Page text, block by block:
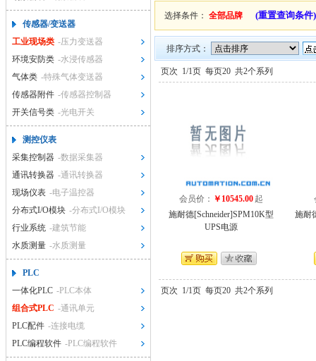
选择条件： 全部品牌 (重置查询条件)
排序方式：
页次 1/1页 每页20 共2个系列
会员价： ￥10545.00 起
施耐德[Schneider]SPM10K型
UPS电源
施耐
页次 1/1页 每页20 共2个系列
传感器/变送器
工业现场类 -压力变送器
环境安防类 -水浸传感器
气体类 -特殊气体变送器
传感器附件 -传感器控制器
开关信号类 -光电开关
测控仪表
采集控制器 -数据采集器
通讯转换器 -通讯转换器
现场仪表 -电子温控器
分布式I/O模块 -分布式I/O模块
行业系统 -建筑节能
水质测量 -水质测量
PLC
一体化PLC -PLC本体
组合式PLC -通讯单元
PLC配件 -连接电缆
PLC编程软件 -PLC编程软件